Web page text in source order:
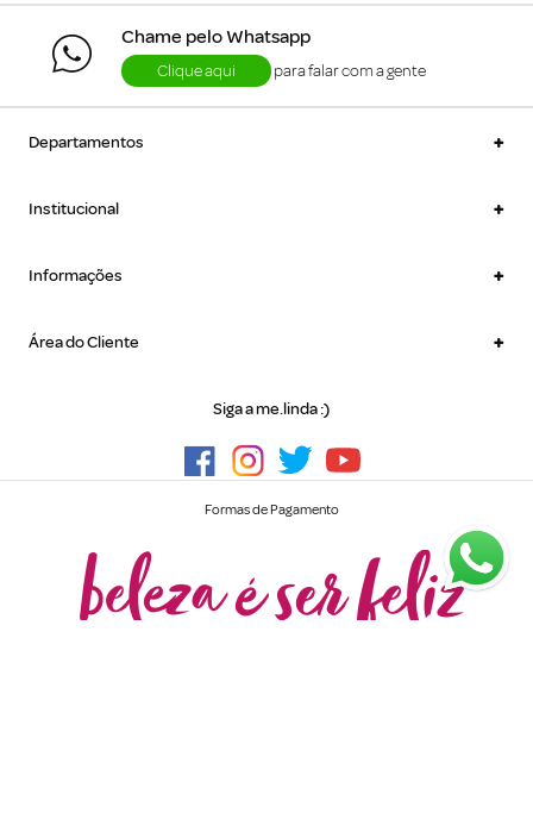
Chame pelo Whatsapp
Clique aqui para falar com a gente
Departamentos +
Institucional +
Informações +
Área do Cliente +
Siga a me.linda :)
Formas de Pagamento